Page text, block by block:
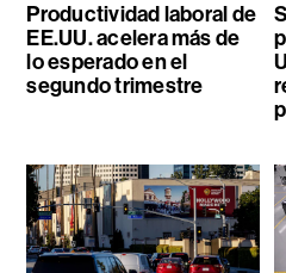
Productividad laboral de
EE.UU. acelera más de
lo esperado en el
segundo trimestre